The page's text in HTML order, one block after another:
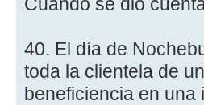
40. El día de
toda la clientela de
beneficiencia en una